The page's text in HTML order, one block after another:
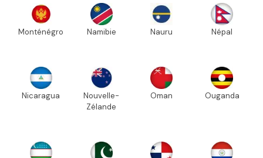
Monténégro Namibie Nauru Népal
Nicaragua
Nouvelle-
Zélande
Oman Ouganda